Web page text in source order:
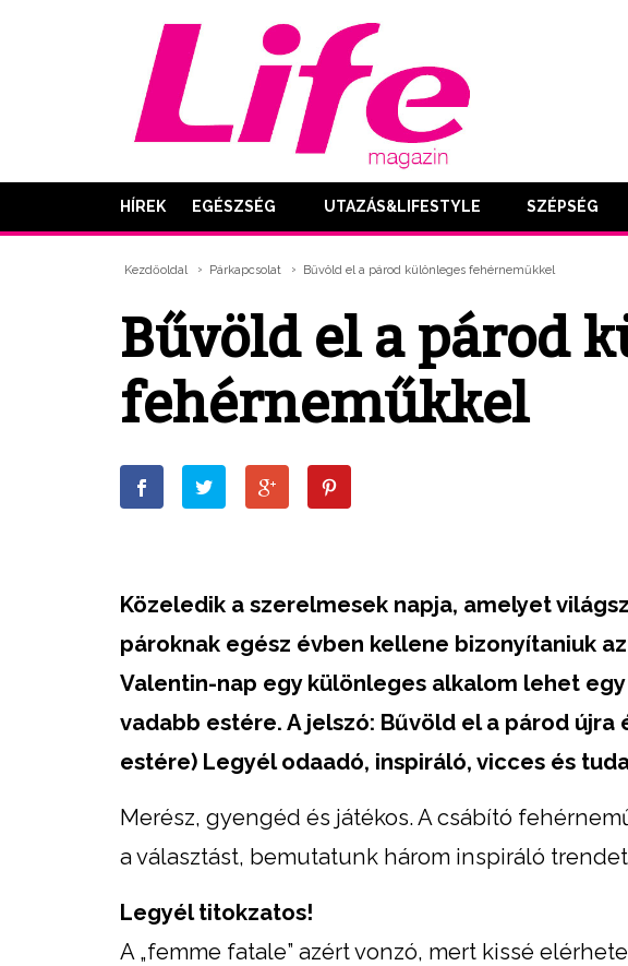
HÍREK EGÉSZSÉG UTAZÁS&LIFESTYLE SZÉPSÉG
Kezdőoldal Párkapcsolat Bűvöld el a párod különleges fehérneműkkel
Bűvöld el a párod
fehérneműkkel
Közeledik a szerelmesek napja, amelyet
pároknak egész évben kellene bizonyítaniuk
Valentin-nap egy különleges alkalom lehet
vadabb estére. A jelszó: Bűvöld el a párod újra
estére) Legyél odaadó, inspiráló, vicces és
Merész, gyengéd és játékos. A csábító
a választást, bemutatunk három inspiráló
Legyél titokzatos!
A „femme fatale” azért vonzó, mert kissé